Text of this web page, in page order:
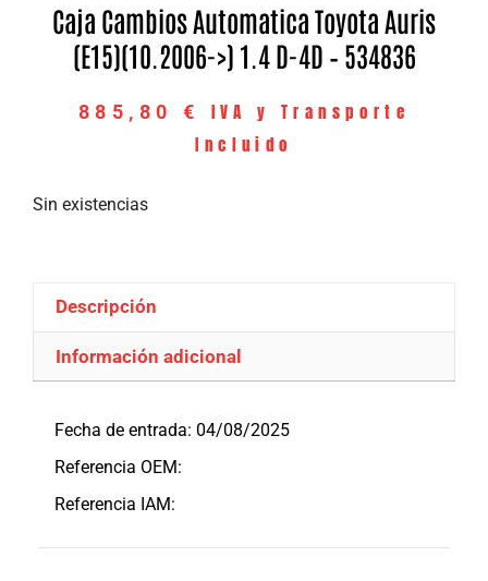
Caja Cambios Automatica Toyota Auris
(E15)(10.2006->) 1.4 D-4D – 534836
885,80 €
IVA y Transporte
Incluido
Sin existencias
Descripción
Información adicional
Fecha de entrada: 04/08/2025
Referencia OEM:
Referencia IAM: